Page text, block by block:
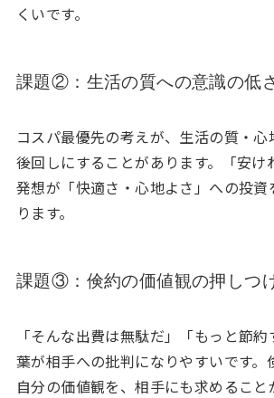
くいです。
課題②：生活の質への意識の低
コスパ最優先の考えが、生活の質・
後回しにすることがあります。「安け
発想が「快適さ・心地よさ」への投資
ります。
課題③：倹約の価値観の押しつ
「そんな出費は無駄だ」「もっと節
葉が相手への批判になりやすいです。
自分の価値観を、相手にも求めること